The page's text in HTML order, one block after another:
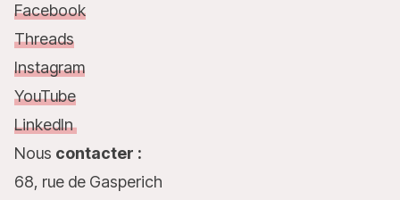
Facebook
Threads
Instagram
YouTube
LinkedIn
Nous contacter :
68, rue de Gasperich